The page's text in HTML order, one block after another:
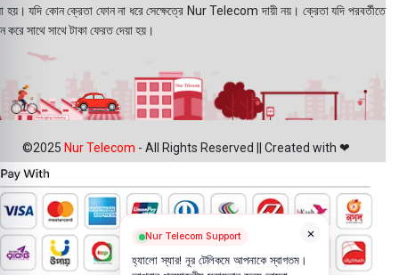
হয়। যদি কোন ক্রেতা ফোন না ধরে সেক্ষেত্রে Nur Telecom দায়ী নয়। ক্রেতা যদি পরবর্তীতে
করে সাথে সাথে টাকা ফেরত দেয়া হয়।
©2025 Nur Telecom - All Rights Reserved || Created with ❤
×
Nur Telecom Support
হ্যালো স্যার! নূর টেলিকমে আপনাকে স্বাগতম।